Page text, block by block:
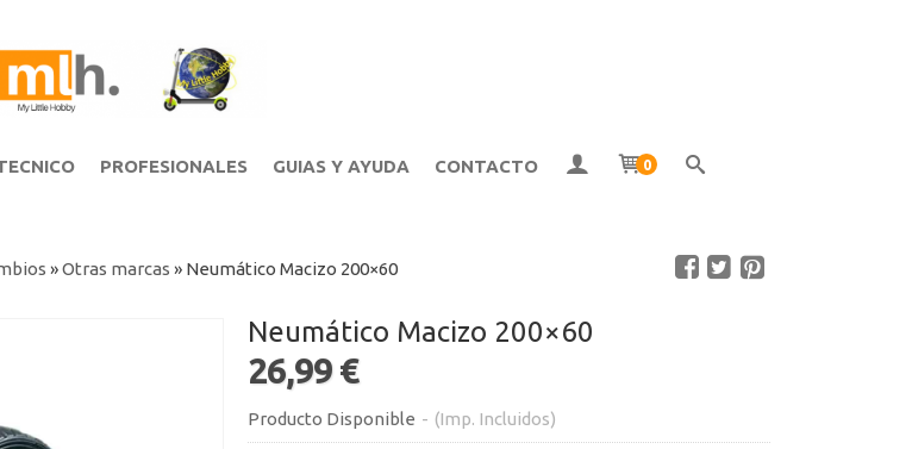
PROFESIONALES GUIAS Y AYUDA CONTACTO 0
»Otras marcas » Neumático Macizo 200×60
Neumático Macizo 200×60
26,99 €
Producto Disponible - (Imp. Incluidos)